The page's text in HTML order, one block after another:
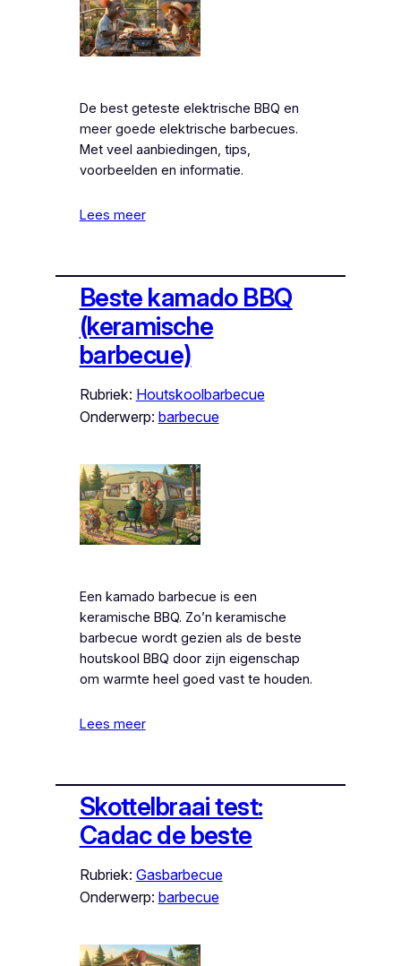
De best geteste elektrische BBQ en
meer goede elektrische barbecues.
Met veel aanbiedingen, tips,
voorbeelden en informatie.
Lees meer
Beste kamado BBQ
(keramische
barbecue)
Rubriek: Houtskoolbarbecue
Onderwerp: barbecue
Een kamado barbecue is een
keramische BBQ. Zo’n keramische
barbecue wordt gezien als de beste
houtskool BBQ door zijn eigenschap
om warmte heel goed vast te houden.
Lees meer
Skottelbraai test:
Cadac de beste
Rubriek: Gasbarbecue
Onderwerp: barbecue